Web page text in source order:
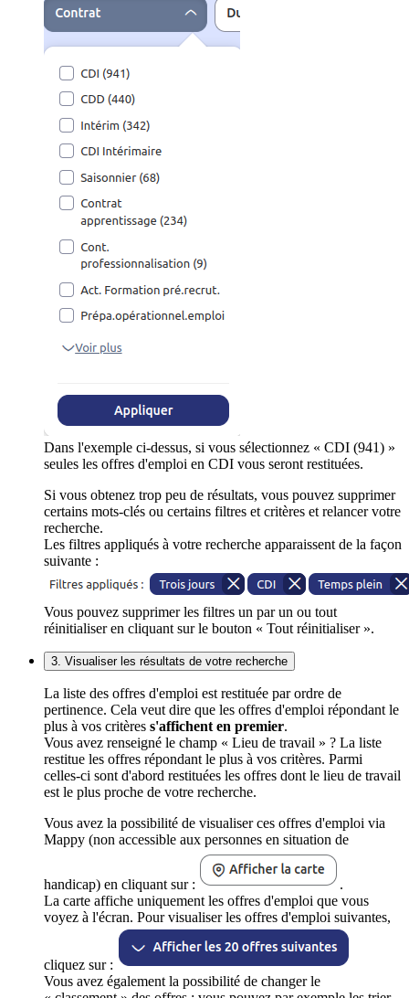
Dans l'exemple ci-dessus, si vous sélectionnez « CDI (941) »
seules les offres d'emploi en CDI vous seront restituées.
Si vous obtenez trop peu de résultats, vous pouvez supprimer
certains mots-clés ou certains filtres et critères et relancer votre
recherche.
Les filtres appliqués à votre recherche apparaissent de la façon
suivante :
Vous pouvez supprimer les filtres un par un ou tout
réinitialiser en cliquant sur le bouton « Tout réinitialiser ».
3. Visualiser les résultats de votre recherche
La liste des offres d'emploi est restituée par ordre de
pertinence. Cela veut dire que les offres d'emploi répondant le
plus à vos critères s'affichent en premier.
Vous avez renseigné le champ « Lieu de travail » ? La liste
restitue les offres répondant le plus à vos critères. Parmi
celles-ci sont d'abord restituées les offres dont le lieu de travail
est le plus proche de votre recherche.
Vous avez la possibilité de visualiser ces offres d'emploi via
Mappy (non accessible aux personnes en situation de
handicap) en cliquant sur :
.
La carte affiche uniquement les offres d'emploi que vous
voyez à l'écran. Pour visualiser les offres d'emploi suivantes,
cliquez sur :
Vous avez également la possibilité de changer le